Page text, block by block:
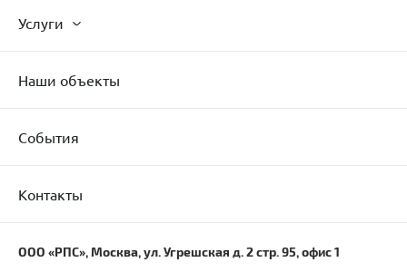
Услуги
Наши объекты
События
Контакты
ООО «РПС», Москва, ул. Угрешская д. 2 стр. 95, офис 1